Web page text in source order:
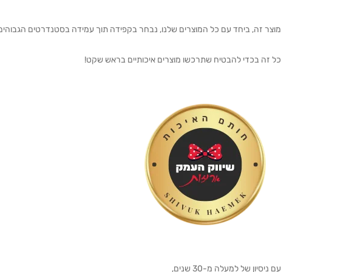
מוצר זה, ביחד עם כל המוצרים שלנו, נבחר בקפידה תוך עמידה בסטנדרטים הגבוהים
כל זה בכדי להבטיח שתרכשו מוצרים איכותיים בראש שקט!
עם ניסיון של למעלה מ-30 שנים,